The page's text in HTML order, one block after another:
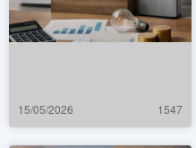
15/05/2026 1547